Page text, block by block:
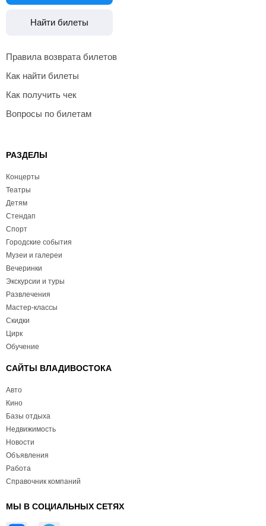
Найти билеты
Правила возврата билетов
Как найти билеты
Как получить чек
Вопросы по билетам
РАЗДЕЛЫ
Концерты
Театры
Детям
Стендап
Спорт
Городские события
Музеи и галереи
Вечеринки
Экскурсии и туры
Развлечения
Мастер-классы
Скидки
Цирк
Обучение
САЙТЫ ВЛАДИВОСТОКА
Авто
Кино
Базы отдыха
Недвижимость
Новости
Объявления
Работа
Справочник компаний
МЫ В СОЦИАЛЬНЫХ СЕТЯХ